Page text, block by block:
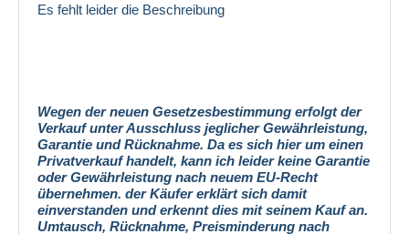
Es fehlt leider die Beschreibung
Wegen der neuen Gesetzesbestimmung erfolgt der
Verkauf unter Ausschluss jeglicher Gewährleistung,
Garantie und Rücknahme. Da es sich hier um einen
Privatverkauf handelt, kann ich leider keine Garantie
oder Gewährleistung nach neuem EU-Recht
übernehmen. der Käufer erklärt sich damit
einverstanden und erkennt dies mit seinem Kauf an.
Umtausch, Rücknahme, Preisminderung nach